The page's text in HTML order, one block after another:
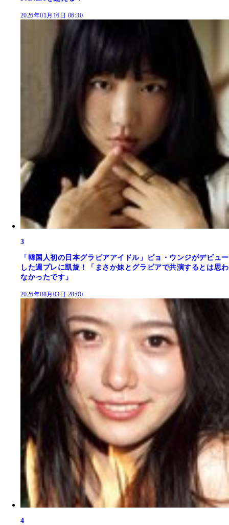
2026年01月16日 06:30
3
「韓国人初の日本グラビアアイドル」ピョ・ウンジがデビュー
した週プレに凱旋！「まさか妹とグラビアで共演するとは思わ
なかったです」
2026年08月03日 20:00
4